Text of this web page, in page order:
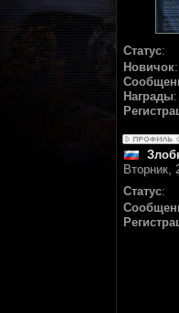
Статус:
Новичок:
Награды:
Вторник,
Статус: